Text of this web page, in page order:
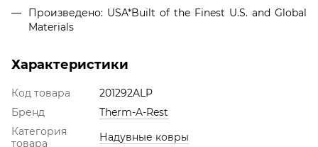
Произведено: USA*Built of the Finest U.S. and Global
Materials
Характеристики
Код товара
201292ALP
Бренд
Therm-A-Rest
Категория
товара
Надувные ковры